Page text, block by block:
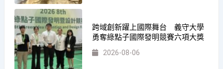
跨域創新躍上國際舞台 義守大學
勇奪綠點子國際發明競賽六項大獎
2026-08-06